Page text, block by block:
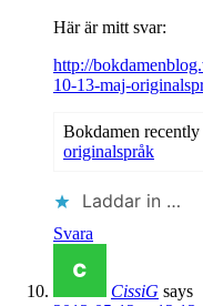
Här är mitt svar:
http://
10-13-maj-
Bokdamen recently
originalspråk
Laddar in …
Svara
CissiG says